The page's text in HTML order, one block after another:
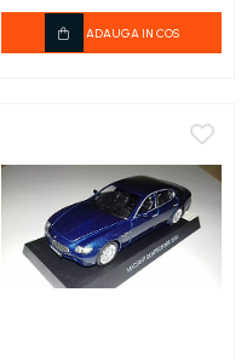
ADAUGA IN COS